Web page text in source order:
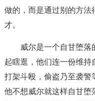
做的，而是通过别的方法
才。
威尔是一个自甘堕落
起瞎逛，他们连一份维持
打架斗殴，偷盗乃至袭警
他不想威尔就这样自甘堕